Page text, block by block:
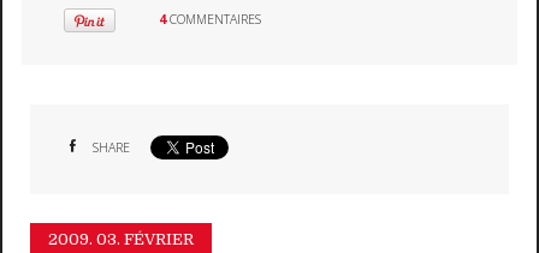
4 COMMENTAIRES
SHARE
2009. 03. FÉVRIER